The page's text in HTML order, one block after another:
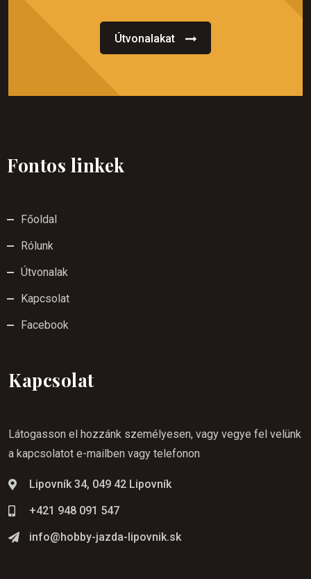
Útvonalakat
Fontos linkek
Főoldal
Rólunk
Útvonalak
Kapcsolat
Facebook
Kapcsolat
Látogasson el hozzánk személyesen, vagy vegye fel velünk
a kapcsolatot e-mailben vagy telefonon
Lipovník 34, 049 42 Lipovník
+421 948 091 547
info@hobby-jazda-lipovnik.sk